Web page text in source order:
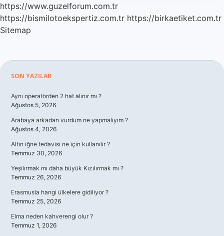
https://www.guzelforum.com.tr
https://bismilotoekspertiz.com.tr https://birkaetiket.com.tr
Sitemap
Sidebar
SON YAZILAR
Aynı operatörden 2 hat alınır mı ?
Ağustos 5, 2026
Arabaya arkadan vurdum ne yapmalıyım ?
Ağustos 4, 2026
Altın iğne tedavisi ne için kullanılır ?
Temmuz 30, 2026
Yeşilırmak mı daha büyük Kızılırmak mı ?
Temmuz 26, 2026
Erasmusla hangi ülkelere gidiliyor ?
Temmuz 25, 2026
Elma neden kahverengi olur ?
Temmuz 1, 2026